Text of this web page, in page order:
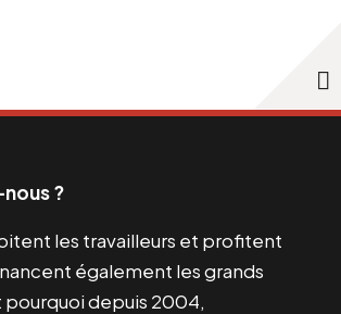
?
les travailleurs et profitent
également les grands
pourquoi depuis 2004,